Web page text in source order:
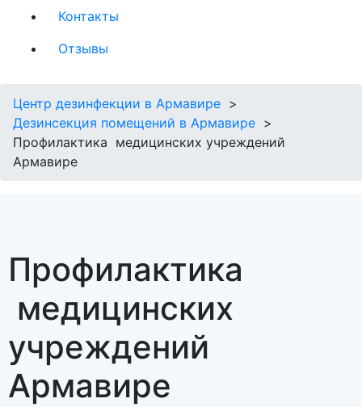
Контакты
Отзывы
Центр дезинфекции в Армавире
Дезинсекция помещений в Армавире
Профилактика медицинских учреждений
Армавире
Профилактика
медицинских
учреждений
Армавире